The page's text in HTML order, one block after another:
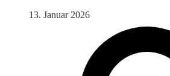
13. Januar 2026